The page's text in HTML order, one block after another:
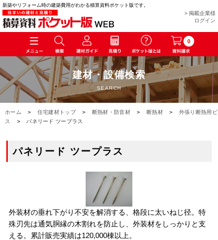
新築やリフォーム時の建築費用がわかる積算資料ポケット版です。
> 掲載企業様
ログイン
0
建材・設備検索
SEARCH
ホーム > 住宅建材トップ > 断熱材・防音材 > 断熱材 >
外張り断熱用ビ
ス
> パネリード ツープラス
パネリード ツープラス
外装材の垂れ下がり不安を解消する、格段に太いねじ径。特
殊刃先は通気胴縁の木割れを防止し、外装材をしっかりと支
える。累計販売実績は120,000棟以上。